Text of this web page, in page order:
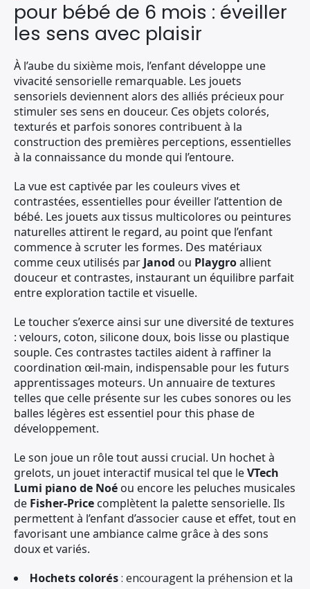
pour bébé de 6 mois : éveiller
les sens avec plaisir
À l’aube du sixième mois, l’enfant développe une
vivacité sensorielle remarquable. Les jouets
sensoriels deviennent alors des alliés précieux pour
stimuler ses sens en douceur. Ces objets colorés,
texturés et parfois sonores contribuent à la
construction des premières perceptions, essentielles
à la connaissance du monde qui l’entoure.
La vue est captivée par les couleurs vives et
contrastées, essentielles pour éveiller l’attention de
bébé. Les jouets aux tissus multicolores ou peintures
naturelles attirent le regard, au point que l’enfant
commence à scruter les formes. Des matériaux
comme ceux utilisés par Janod ou Playgroallient
douceur et contrastes, instaurant un équilibre parfait
entre exploration tactile et visuelle.
Le toucher s’exerce ainsi sur une diversité de textures
: velours, coton, silicone doux, bois lisse ou plastique
souple. Ces contrastes tactiles aident à raffiner la
coordination œil-main, indispensable pour les futurs
apprentissages moteurs. Un annuaire de textures
telles que celle présente sur les cubes sonores ou les
balles légères est essentiel pour this phase de
développement.
Le son joue un rôle tout aussi crucial. Un hochet à
grelots, un jouet interactif musical tel que leVTech
Lumi piano de Noé ou encore les peluches musicales
de Fisher-Price complètent la palette sensorielle. Ils
permettent à l’enfant d’associer cause et effet, tout en
favorisant une ambiance calme grâce à des sons
doux et variés.
Hochets colorés: encouragent la préhension et la